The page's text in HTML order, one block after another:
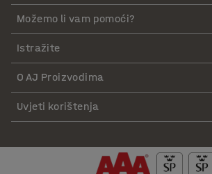
Možemo li vam pomoći?
Istražite
O AJ Proizvodima
Uvjeti korištenja